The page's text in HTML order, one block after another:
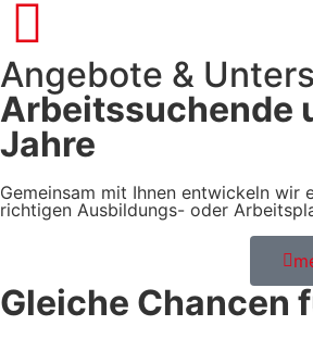
Angebote &
Arbeitssuchende
Jahre
Gemeinsam mit Ihnen entwickeln wir
richtigen Ausbildungs- oder
Gleiche Chancen